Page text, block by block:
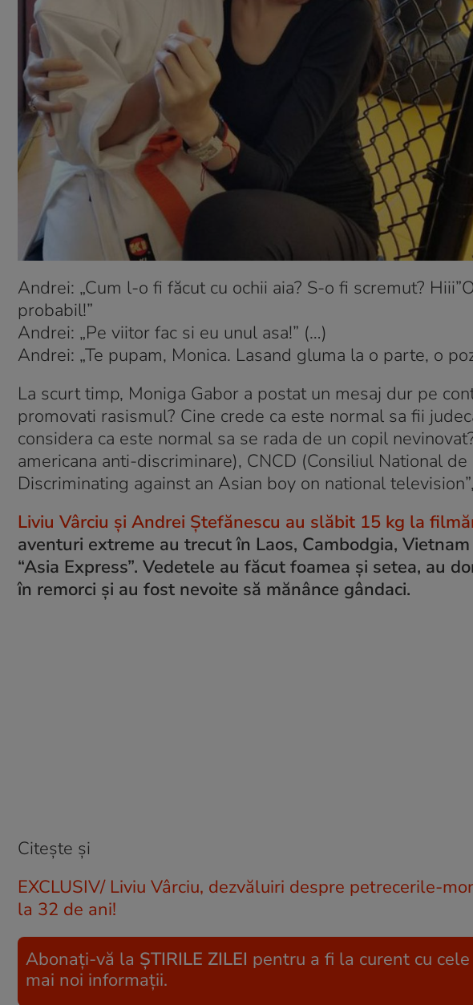
Andrei: „Cum l-o fi făcut cu ochii aia? S-o fi scremut?
probabil!”
Andrei: „Pe viitor fac si eu unul asa!” (…)
Andrei: „Te pupam, Monica. Lasand gluma la o parte, o
La scurt timp, Moniga Gabor a postat un mesaj dur pe
promovati rasismul? Cine crede ca este normal sa fii
considera ca este normal sa se rada de un copil
americana anti-discriminare), CNCD (Consiliul National
Discriminating against an Asian boy on national
Liviu Vârciu și Andrei Ștefănescu au slăbit 15 kg la
aventuri extreme au trecut în Laos, Cambodgia,
“Asia Express”. Vedetele au făcut foamea și setea, au
în remorci și au fost nevoite să mănânce gândaci.
Citește și
EXCLUSIV/ Liviu Vârciu, dezvăluiri despre petrecerile-
la 32 de ani!
Abonați-vă la ȘTIRILE ZILEI pentru a fi la curent cu cele
mai noi informații.